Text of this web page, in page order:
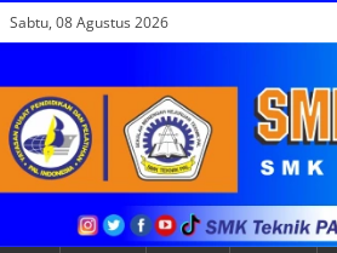
Sabtu, 08 Agustus 2026